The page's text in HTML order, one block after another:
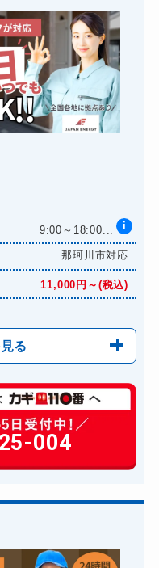
16,500円～(税込)
8,800円～(税込)
14,300円～(税込)
8,800円～(税込)
10,780円～(税込)
9:00～18:00... i
那珂川市対応
11,000円～(税込)
る
6,600円～(税込)
14,300円～(税込)
14,300円～(税込)
16,500円～(税込)
004